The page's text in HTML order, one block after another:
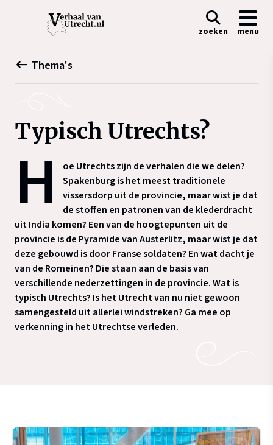
zoeken menu
Thema's
Typisch Utrechts?
H
oe Utrechts zijn de verhalen die we delen?
Spakenburg is het meest traditionele
vissersdorp uit de provincie, maar wist je dat
de stoffen en patronen van de klederdracht
uit India komen? Een van de hoogtepunten uit de
provincie is de Pyramide van Austerlitz, maar wist je dat
deze gebouwd is door Franse soldaten? En wat dacht je
van de Romeinen? Die staan aan de basis van
verschillende nederzettingen in de provincie. Wat is
typisch Utrechts? Is het Utrecht van nu niet gewoon
samengesteld uit allerlei windstreken? Ga mee op
verkenning in het Utrechtse verleden.